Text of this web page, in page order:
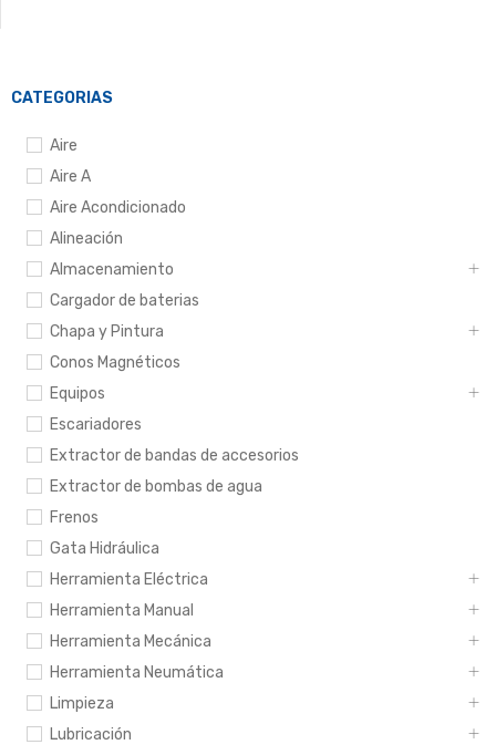
CATEGORIAS
Aire
Aire A
Aire Acondicionado
Alineación
Almacenamiento
Cargador de baterias
Chapa y Pintura
Conos Magnéticos
Equipos
Escariadores
Extractor de bandas de accesorios
Extractor de bombas de agua
Frenos
Gata Hidráulica
Herramienta Eléctrica
Herramienta Manual
Herramienta Mecánica
Herramienta Neumática
Limpieza
Lubricación